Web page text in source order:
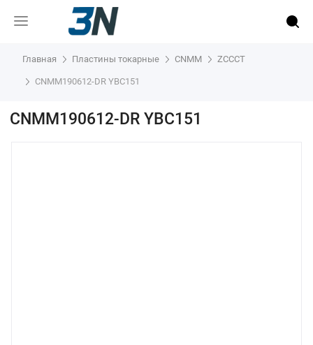
Главная Пластины токарные CNMM ZCCCT
CNMM190612-DR YBC151
CNMM190612-DR YBC151